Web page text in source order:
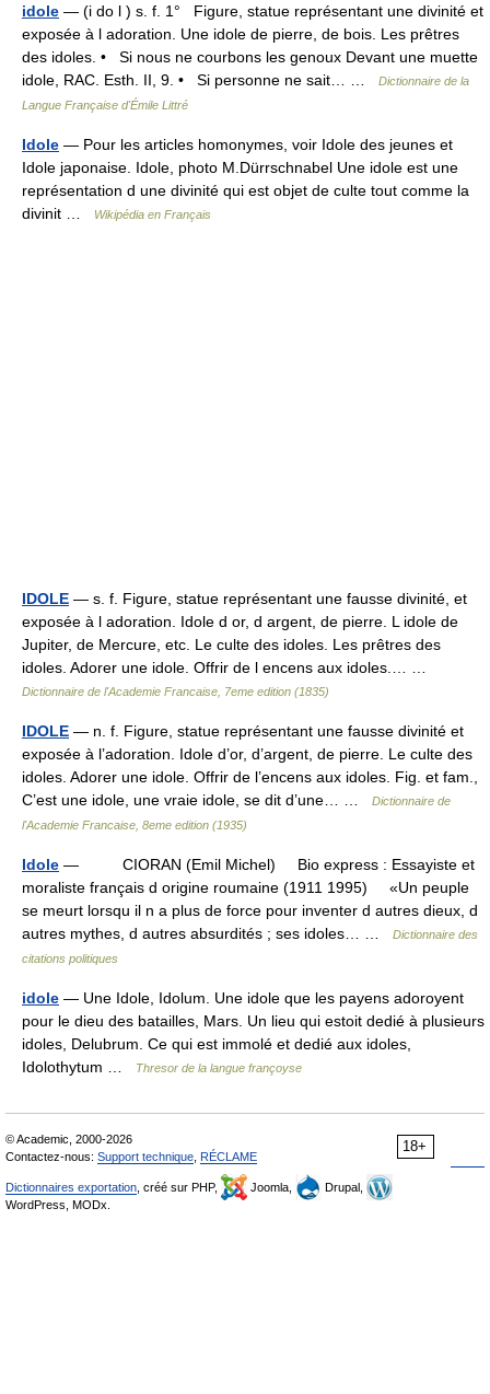
idole — (i do l ) s. f. 1° Figure, statue représentant une divinité et
exposée à l adoration. Une idole de pierre, de bois. Les prêtres
des idoles. • Si nous ne courbons les genoux Devant une muette
idole, RAC. Esth. II, 9. • Si personne ne sait… …
Dictionnaire de la
Langue Française d'Émile Littré
Idole — Pour les articles homonymes, voir Idole des jeunes et
Idole japonaise. Idole, photo M.Dürrschnabel Une idole est une
représentation d une divinité qui est objet de culte tout comme la
divinit …
Wikipédia en Français
IDOLE — s. f. Figure, statue représentant une fausse divinité, et
exposée à l adoration. Idole d or, d argent, de pierre. L idole de
Jupiter, de Mercure, etc. Le culte des idoles. Les prêtres des
idoles. Adorer une idole. Offrir de l encens aux idoles.… …
Dictionnaire de l'Academie Francaise, 7eme edition (1835)
IDOLE — n. f. Figure, statue représentant une fausse divinité et
exposée à l’adoration. Idole d’or, d’argent, de pierre. Le culte des
idoles. Adorer une idole. Offrir de l’encens aux idoles. Fig. et fam.,
C’est une idole, une vraie idole, se dit d’une… …
Dictionnaire de
l'Academie Francaise, 8eme edition (1935)
Idole — CIORAN (Emil Michel) Bio express : Essayiste et
moraliste français d origine roumaine (1911 1995) «Un peuple
se meurt lorsqu il n a plus de force pour inventer d autres dieux, d
autres mythes, d autres absurdités ; ses idoles… …
Dictionnaire des
citations politiques
idole — Une Idole, Idolum. Une idole que les payens adoroyent
pour le dieu des batailles, Mars. Un lieu qui estoit dedié à plusieurs
idoles, Delubrum. Ce qui est immolé et dedié aux idoles,
Idolothytum …
Thresor de la langue françoyse
18+
© Academic, 2000-2026
Contactez-nous: Support technique RÉCLAME
Dictionnaires exportation , créé sur PHP, Joomla,
Drupal,
WordPress, MODx.